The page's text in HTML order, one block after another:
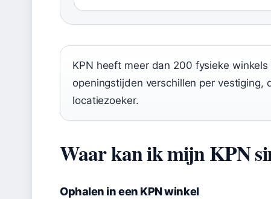
KPN heeft meer dan 200 fysieke
openingstijden verschillen per
locatiezoeker.
Waar kan ik mijn KPN
Ophalen in een KPN winkel